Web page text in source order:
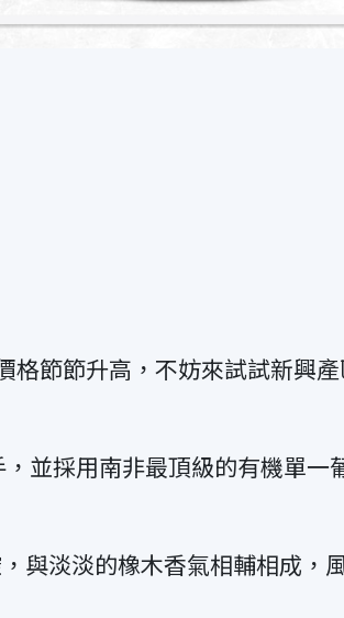
格節節升高，不妨來試試新興
並採用南非最頂級的有機單
與淡淡的橡木香氣相輔相成